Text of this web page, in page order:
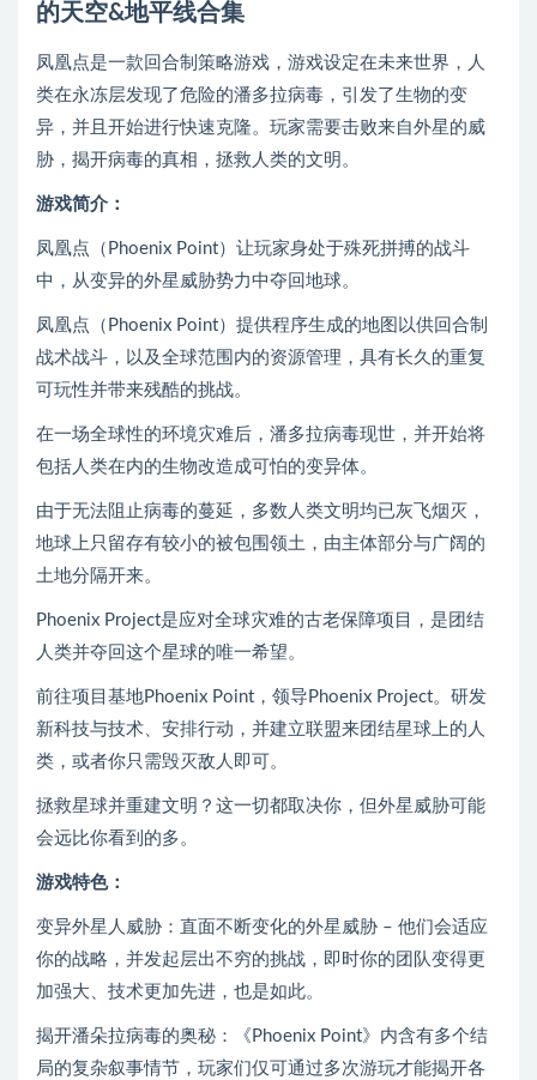
的天空&地平线合集
凤凰点是一款回合制策略游戏，游戏设定在未来世界，人
类在永冻层发现了危险的潘多拉病毒，引发了生物的变
异，并且开始进行快速克隆。玩家需要击败来自外星的威
胁，揭开病毒的真相，拯救人类的文明。
游戏简介：
凤凰点（Phoenix Point）让玩家身处于殊死拼搏的战斗
中，从变异的外星威胁势力中夺回地球。
凤凰点（Phoenix Point）提供程序生成的地图以供回合制
战术战斗，以及全球范围内的资源管理，具有长久的重复
可玩性并带来残酷的挑战。
在一场全球性的环境灾难后，潘多拉病毒现世，并开始将
包括人类在内的生物改造成可怕的变异体。
由于无法阻止病毒的蔓延，多数人类文明均已灰飞烟灭，
地球上只留存有较小的被包围领土，由主体部分与广阔的
土地分隔开来。
Phoenix Project是应对全球灾难的古老保障项目，是团结
人类并夺回这个星球的唯一希望。
前往项目基地Phoenix Point，领导Phoenix Project。研发
新科技与技术、安排行动，并建立联盟来团结星球上的人
类，或者你只需毁灭敌人即可。
拯救星球并重建文明？这一切都取决你，但外星威胁可能
会远比你看到的多。
游戏特色：
变异外星人威胁：直面不断变化的外星威胁 – 他们会适应
你的战略，并发起层出不穷的挑战，即时你的团队变得更
加强大、技术更加先进，也是如此。
揭开潘朵拉病毒的奥秘：《Phoenix Point》内含有多个结
局的复杂叙事情节，玩家们仅可通过多次游玩才能揭开各